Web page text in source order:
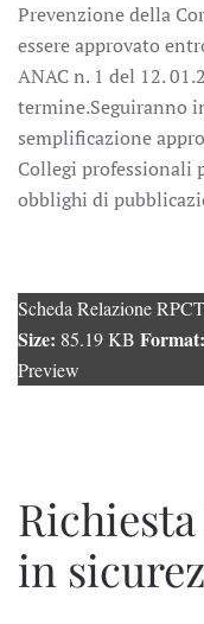
Prevenzione della
essere approvato
ANAC n. 1 del 12.
termine.Seguiranno
semplificazione
Collegi professionali
obblighi di
Scheda Relazione
Size: 85.19 KB Format:
Preview
in